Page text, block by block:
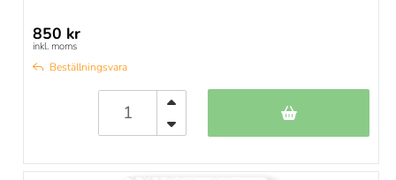
850 kr
inkl. moms
Beställningsvara